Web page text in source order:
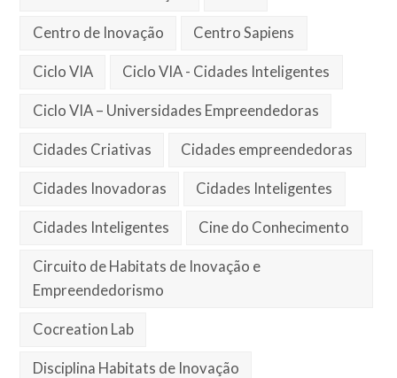
Centro de Inovação Centro Sapiens
Ciclo VIA Ciclo VIA - Cidades Inteligentes
Ciclo VIA – Universidades Empreendedoras
Cidades Criativas Cidades empreendedoras
Cidades Inovadoras Cidades Inteligentes
Cidades Inteligentes Cine do Conhecimento
Circuito de Habitats de Inovação e
Empreendedorismo
Cocreation Lab
Disciplina Habitats de Inovação